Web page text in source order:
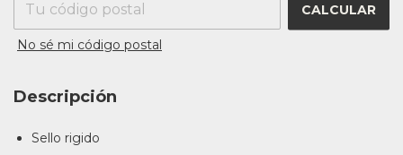
CALCULAR
No sé mi código postal
Descripción
Sello rigido